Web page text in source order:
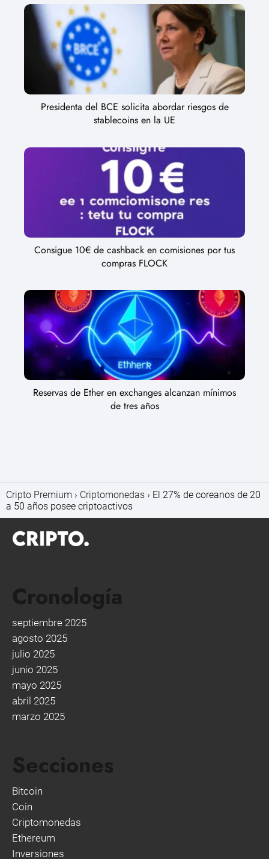
Presidenta del BCE solicita abordar riesgos de
stablecoins en la UE
Consigue 10€ de cashback en comisiones por tus
compras FLOCK
Reservas de Ether en exchanges alcanzan mínimos
de tres años
Cripto Premium Criptomonedas
El 27% de coreanos de 20
a 50 años posee criptoactivos
Cronología
septiembre 2025
agosto 2025
julio 2025
junio 2025
mayo 2025
abril 2025
marzo 2025
Secciones
Bitcoin
Coin
Criptomonedas
Ethereum
Inversiones